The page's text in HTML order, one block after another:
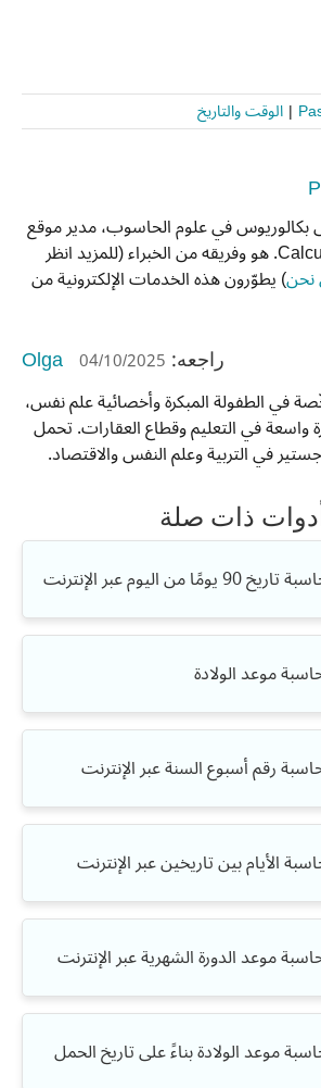
| الوقت والتاريخ
في علوم الحاسوب، مدير موقع
CalcuLife.com. هو وفريقه من الخبراء (للمزيد انظر
) يطوّرون هذه الخدمات الإلكترونية من
راجعه: Olga 04/10/2025
في الطفولة المبكرة وأخصائية علم نفس،
واسعة في التعليم وقطاع العقارات. تحمل
في التربية وعلم النفس والاقتصاد.
ذات صلة
90 يومًا من اليوم عبر الإنترنت
موعد الولادة
رقم أسبوع السنة عبر الإنترنت
الأيام بين تاريخين عبر الإنترنت
موعد الدورة الشهرية عبر الإنترنت
موعد الولادة بناءً على تاريخ الحمل